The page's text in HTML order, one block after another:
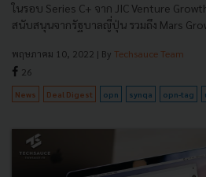
ในรอบ Series C+ จาก JIC Venture
สนับสนุนจากรัฐบาลญี่ปุ่น รวมถึง Mars
พฤษภาคม 10, 2022 | By Techsauce Team
26
News Deal Digest opn synqa opn-tag